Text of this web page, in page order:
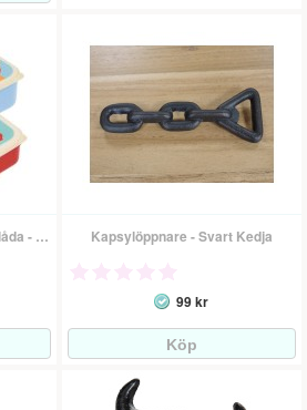
Matlåda Plastlåd Förvaringslåda - Vilda Djur Kapsylöppnare - Svart Kedja
99 kr